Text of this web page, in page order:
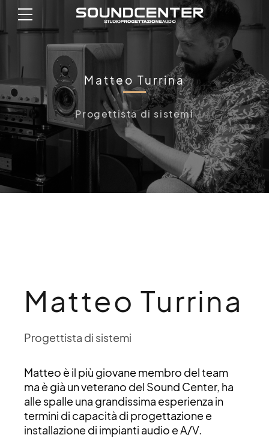
Matteo Turrina
Progettista di sistemi
Matteo Turrina
Progettista di sistemi
Matteo è il più giovane membro del team
ma è già un veterano del Sound Center, ha
alle spalle una grandissima esperienza in
termini di capacità di progettazione e
installazione di impianti audio e A/V.